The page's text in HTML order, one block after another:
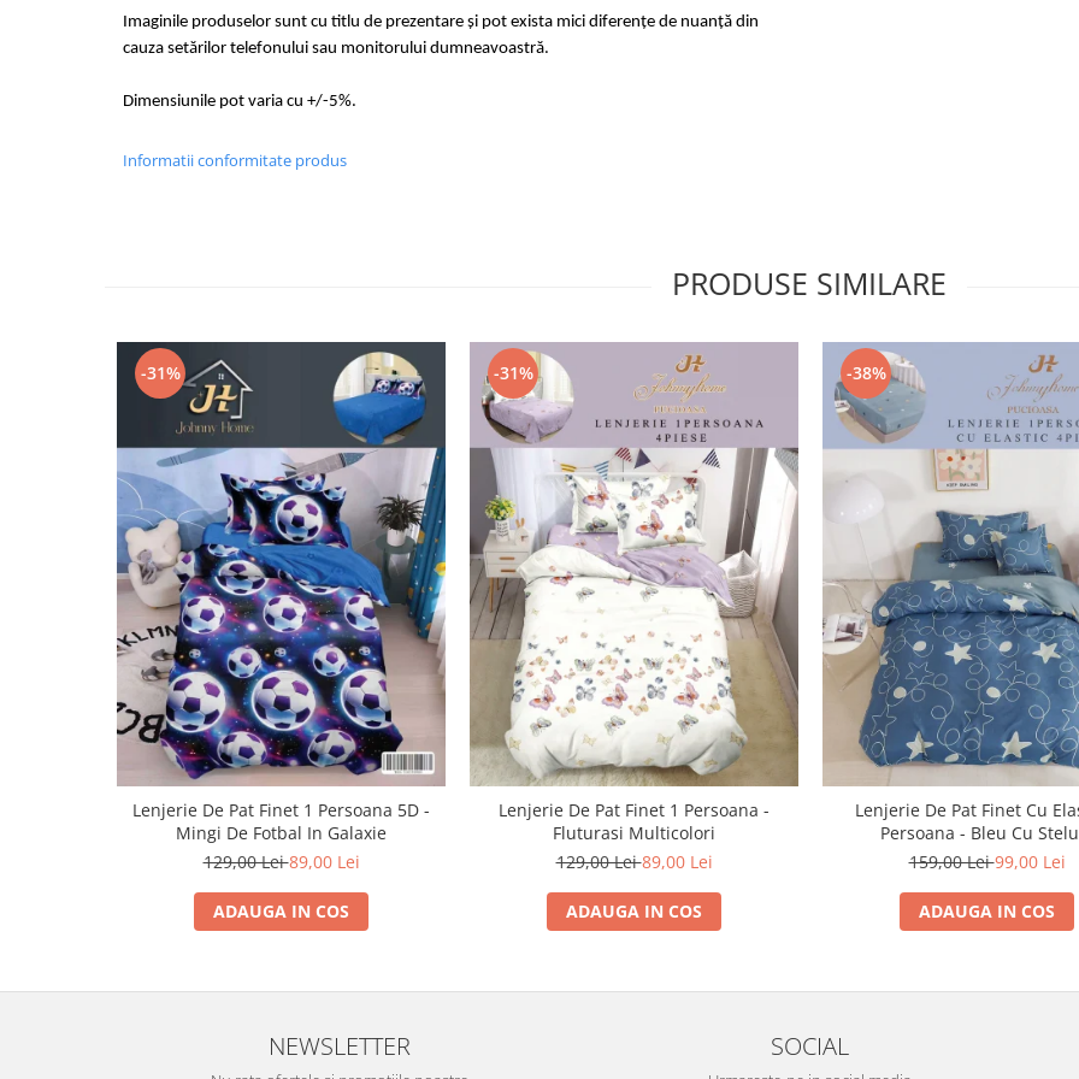
Imaginile produselor sunt cu titlu de prezentare și pot exista mici diferențe de nuanță din
cauza setărilor telefonului sau monitorului dumneavoastră.
Dimensiunile pot varia cu +/-5%.
Informatii conformitate produs
PRODUSE SIMILARE
-31%
Lenjerie De Pat Finet 1 Persoana 5D -
Mingi De Fotbal In Galaxie
129,00 Lei89,00 Lei
ADAUGA IN COS
-31%
Lenjerie De Pat Finet 1 Persoana -
Fluturasi Multicolori
129,00 Lei89,00 Lei
ADAUGA IN COS
-38%
Lenjerie De Pat Finet Cu
Persoana - Bleu Cu
159,00 Lei99,00 Lei
ADAUGA IN COS
NEWSLETTER SOCIAL